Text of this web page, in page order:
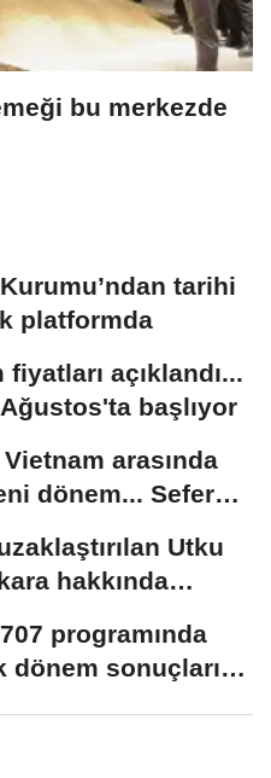
bu merkezde
tarihi
platformda
fiyatları açıklandı...
başlıyor
arasında
dönem... Sefer
Utku
hakkında
programında
dönem sonuçları